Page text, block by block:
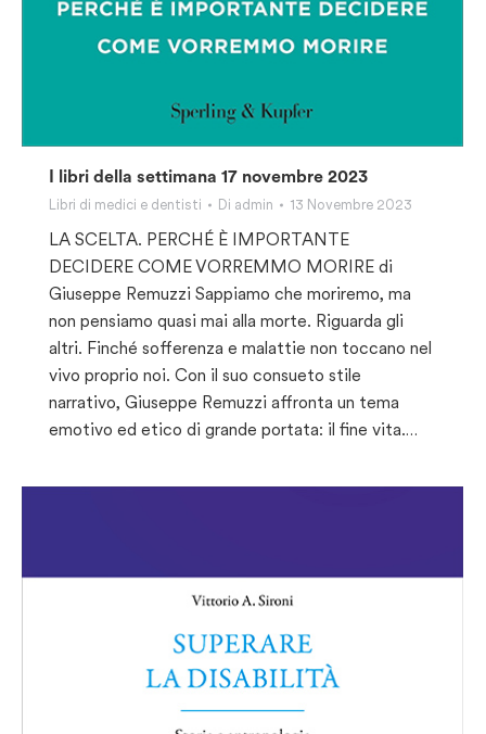
I libri della settimana 17 novembre 2023
Libri di medici e dentisti Di admin 13 Novembre 2023
LA SCELTA. PERCHÉ È IMPORTANTE
DECIDERE COME VORREMMO MORIRE di
Giuseppe Remuzzi Sappiamo che moriremo, ma
non pensiamo quasi mai alla morte. Riguarda gli
altri. Finché sofferenza e malattie non toccano nel
vivo proprio noi. Con il suo consueto stile
narrativo, Giuseppe Remuzzi affronta un tema
emotivo ed etico di grande portata: il fine vita.…